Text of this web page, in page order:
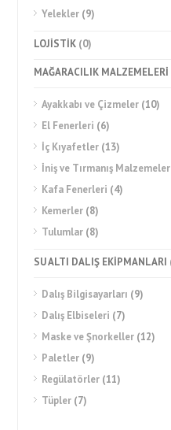
Yelekler (9)
LOJİSTİK (0)
MAĞARACILIK MALZEMELERİ
Ayakkabı ve Çizmeler (10)
El Fenerleri (6)
İç Kıyafetler (13)
İniş ve Tırmanış
Kafa Fenerleri (4)
Kemerler (8)
Tulumlar (8)
SU ALTI DALIŞ EKİPMANLARI
Dalış Bilgisayarları (9)
Dalış Elbiseleri (7)
Maske ve Şnorkeller (12)
Paletler (9)
Regülatörler (11)
Tüpler (7)